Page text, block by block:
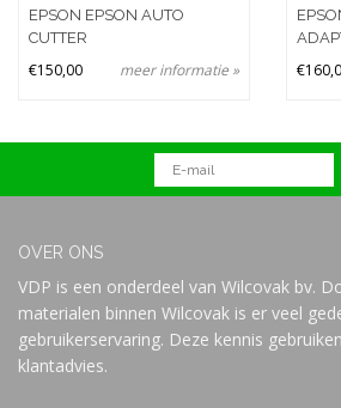
EPSON EPSON AUTO
CUTTER
€150,00 meer informatie »
OVER ONS
VDP is een onderdeel van Wilcovak bv.
materialen binnen Wilcovak is er veel
gebruikerservaring. Deze kennis
klantadvies.